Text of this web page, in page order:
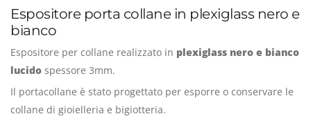
Espositore porta collane in plexiglass nero e
bianco
Espositore per collane realizzato in plexiglass nero e bianco
lucido spessore 3mm.
Il portacollane è stato progettato per esporre o conservare le
collane di gioielleria e bigiotteria.